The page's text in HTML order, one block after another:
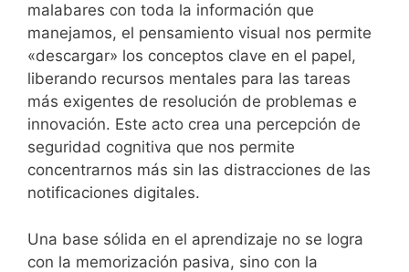
malabares con toda la información que
manejamos, el pensamiento visual nos permite
«descargar» los conceptos clave en el papel,
liberando recursos mentales para las tareas
más exigentes de resolución de problemas e
innovación. Este acto crea una percepción de
seguridad cognitiva que nos permite
concentrarnos más sin las distracciones de las
notificaciones digitales.
Una base sólida en el aprendizaje no se logra
con la memorización pasiva, sino con la